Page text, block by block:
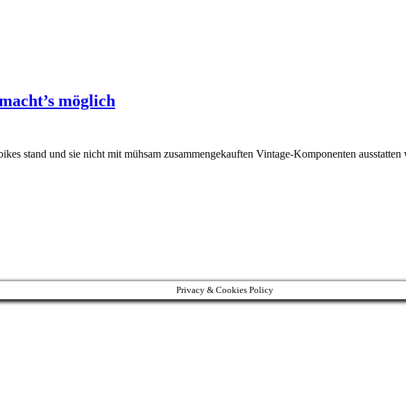
möglich
stand und sie nicht mit mühsam zusammengekauften Vintage-Komponenten
Privacy & Cookies Policy